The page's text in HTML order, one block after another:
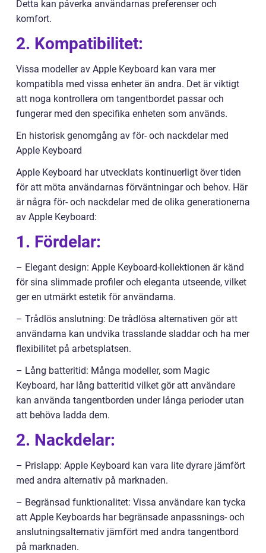
Detta kan påverka användarnas preferenser och
komfort.
2. Kompatibilitet:
Vissa modeller av Apple Keyboard kan vara mer
kompatibla med vissa enheter än andra. Det är viktigt
att noga kontrollera om tangentbordet passar och
fungerar med den specifika enheten som används.
En historisk genomgång av för- och nackdelar med
Apple Keyboard
Apple Keyboard har utvecklats kontinuerligt över tiden
för att möta användarnas förväntningar och behov. Här
är några för- och nackdelar med de olika generationerna
av Apple Keyboard:
1. Fördelar:
– Elegant design: Apple Keyboard-kollektionen är känd
för sina slimmade profiler och eleganta utseende, vilket
ger en utmärkt estetik för användarna.
– Trådlös anslutning: De trådlösa alternativen gör att
användarna kan undvika trasslande sladdar och ha mer
flexibilitet på arbetsplatsen.
– Lång batteritid: Många modeller, som Magic
Keyboard, har lång batteritid vilket gör att användare
kan använda tangentborden under långa perioder utan
att behöva ladda dem.
2. Nackdelar:
– Prislapp: Apple Keyboard kan vara lite dyrare jämfört
med andra alternativ på marknaden.
– Begränsad funktionalitet: Vissa användare kan tycka
att Apple Keyboards har begränsade anpassnings- och
anslutningsalternativ jämfört med andra tangentbord
på marknaden.